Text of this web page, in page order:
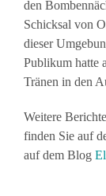
den
Schicksal von
dieser
Publikum hatte
Tränen in den
Weitere
finden Sie auf
auf dem Blog